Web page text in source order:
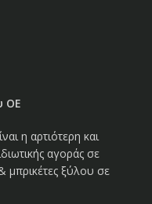
ΟΕ
η αρτιότερη και
αγοράς σε
ξύλου σε